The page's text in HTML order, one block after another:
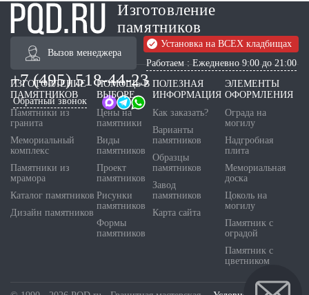
Изготовление
памятников
Вызов менеджера
Установка на ВСЕХ кладбищах
Работаем : Ежедневно 9:00 до 21:00
+7 (495) 518-44-23
Обратный звонок
ИЗГОТОВЛЕНИЕ
ПАМЯТНИКОВ
Памятники из
гранита
Мемориальный
комплекс
Памятники из
мрамора
Каталог памятников
Дизайн памятников
ПОМОЩЬ В
ВЫБОРЕ
Цены на
памятники
Виды
памятников
Проект
памятников
Рисунки
памятников
Формы
памятников
ПОЛЕЗНАЯ
ИНФОРМАЦИЯ
Как заказать?
Варианты
памятников
Образцы
памятников
Завод
памятников
Карта сайта
ЭЛЕМЕНТЫ
ОФОРМЛЕНИЯ
Ограда на
могилу
Надгробная
плита
Мемориальная
доска
Цоколь на
могилу
Памятник с
оградой
Памятник с
цветником